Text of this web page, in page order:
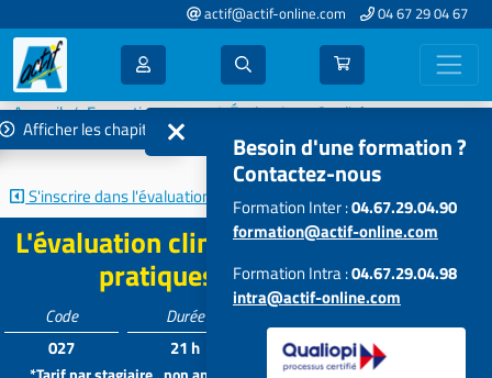
actif@actif-online.com 04 67 29 04 67
Accueil Formations 2022
Évaluation - Qualité
L'évaluation clinique des effets de vos pratiques d'intervention
Afficher les chapitres
S'inscrire dans l'évaluation et la... Les outils du Référent Qualité
L'évaluation clinique des effets de vos
pratiques d'intervention
Code
027
Durée
21 h
798 €
Besoin d'une formation ?
Contactez-nous
Formation Inter :04.67.29.04.90
formation@actif-online.com
Formation Intra :04.67.29.04.98
intra@actif-online.com